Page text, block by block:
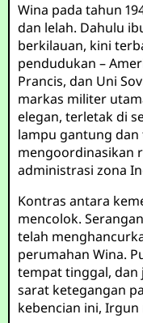
Wina pada tahun
dan lelah. Dahulu
berkilauan, kini
pendudukan –
Prancis, dan Uni
markas militer
elegan, terletak di
lampu gantung
mengoordinasikan
administrasi zona
Kontras antara
mencolok.
telah
perumahan Wina.
tempat tinggal,
sarat ketegangan
kebencian ini, Irgun